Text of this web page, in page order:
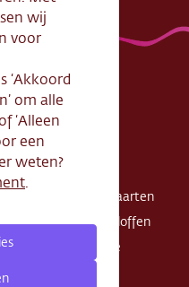
Webshop
Taarten
Exclusieve taarten
Schnitte - Sloffen
Koek - Cake
wij
voor
‘Akkoord
om alle
‘Alleen
een
weten?
.